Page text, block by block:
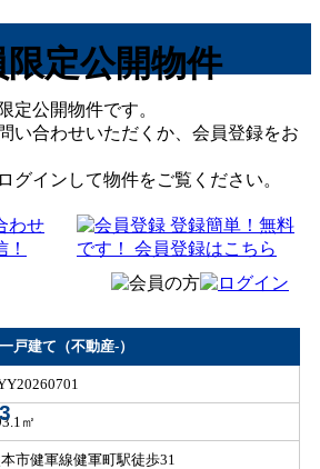
定公開物件です。
い合わせいただくか、会員登録をお
グインして物件をご覧ください。
一戸建て（不動産-）
㎡
市健軍線健軍町駅徒歩31